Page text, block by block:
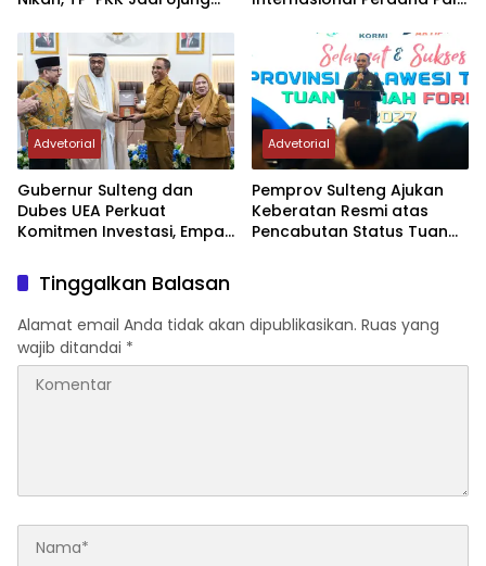
Advetorial
Gubernur Sulteng dan
Dubes UEA Perkuat
Komitmen Investasi, Empat
Advetorial
Pemprov Sulteng Ajukan
Keberatan Resmi atas
Pencabutan Status Tuan
Tinggalkan Balasan
Alamat email Anda tidak akan dipublikasikan. Ruas yang
wajib ditandai *